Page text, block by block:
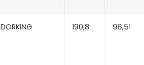
DORKING 190,8 96,51